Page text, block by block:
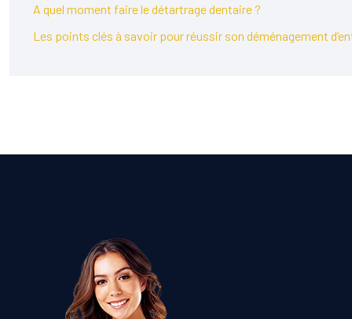
A quel moment faire le détartrage dentaire ?
Les points clés à savoir pour réussir son déménagement